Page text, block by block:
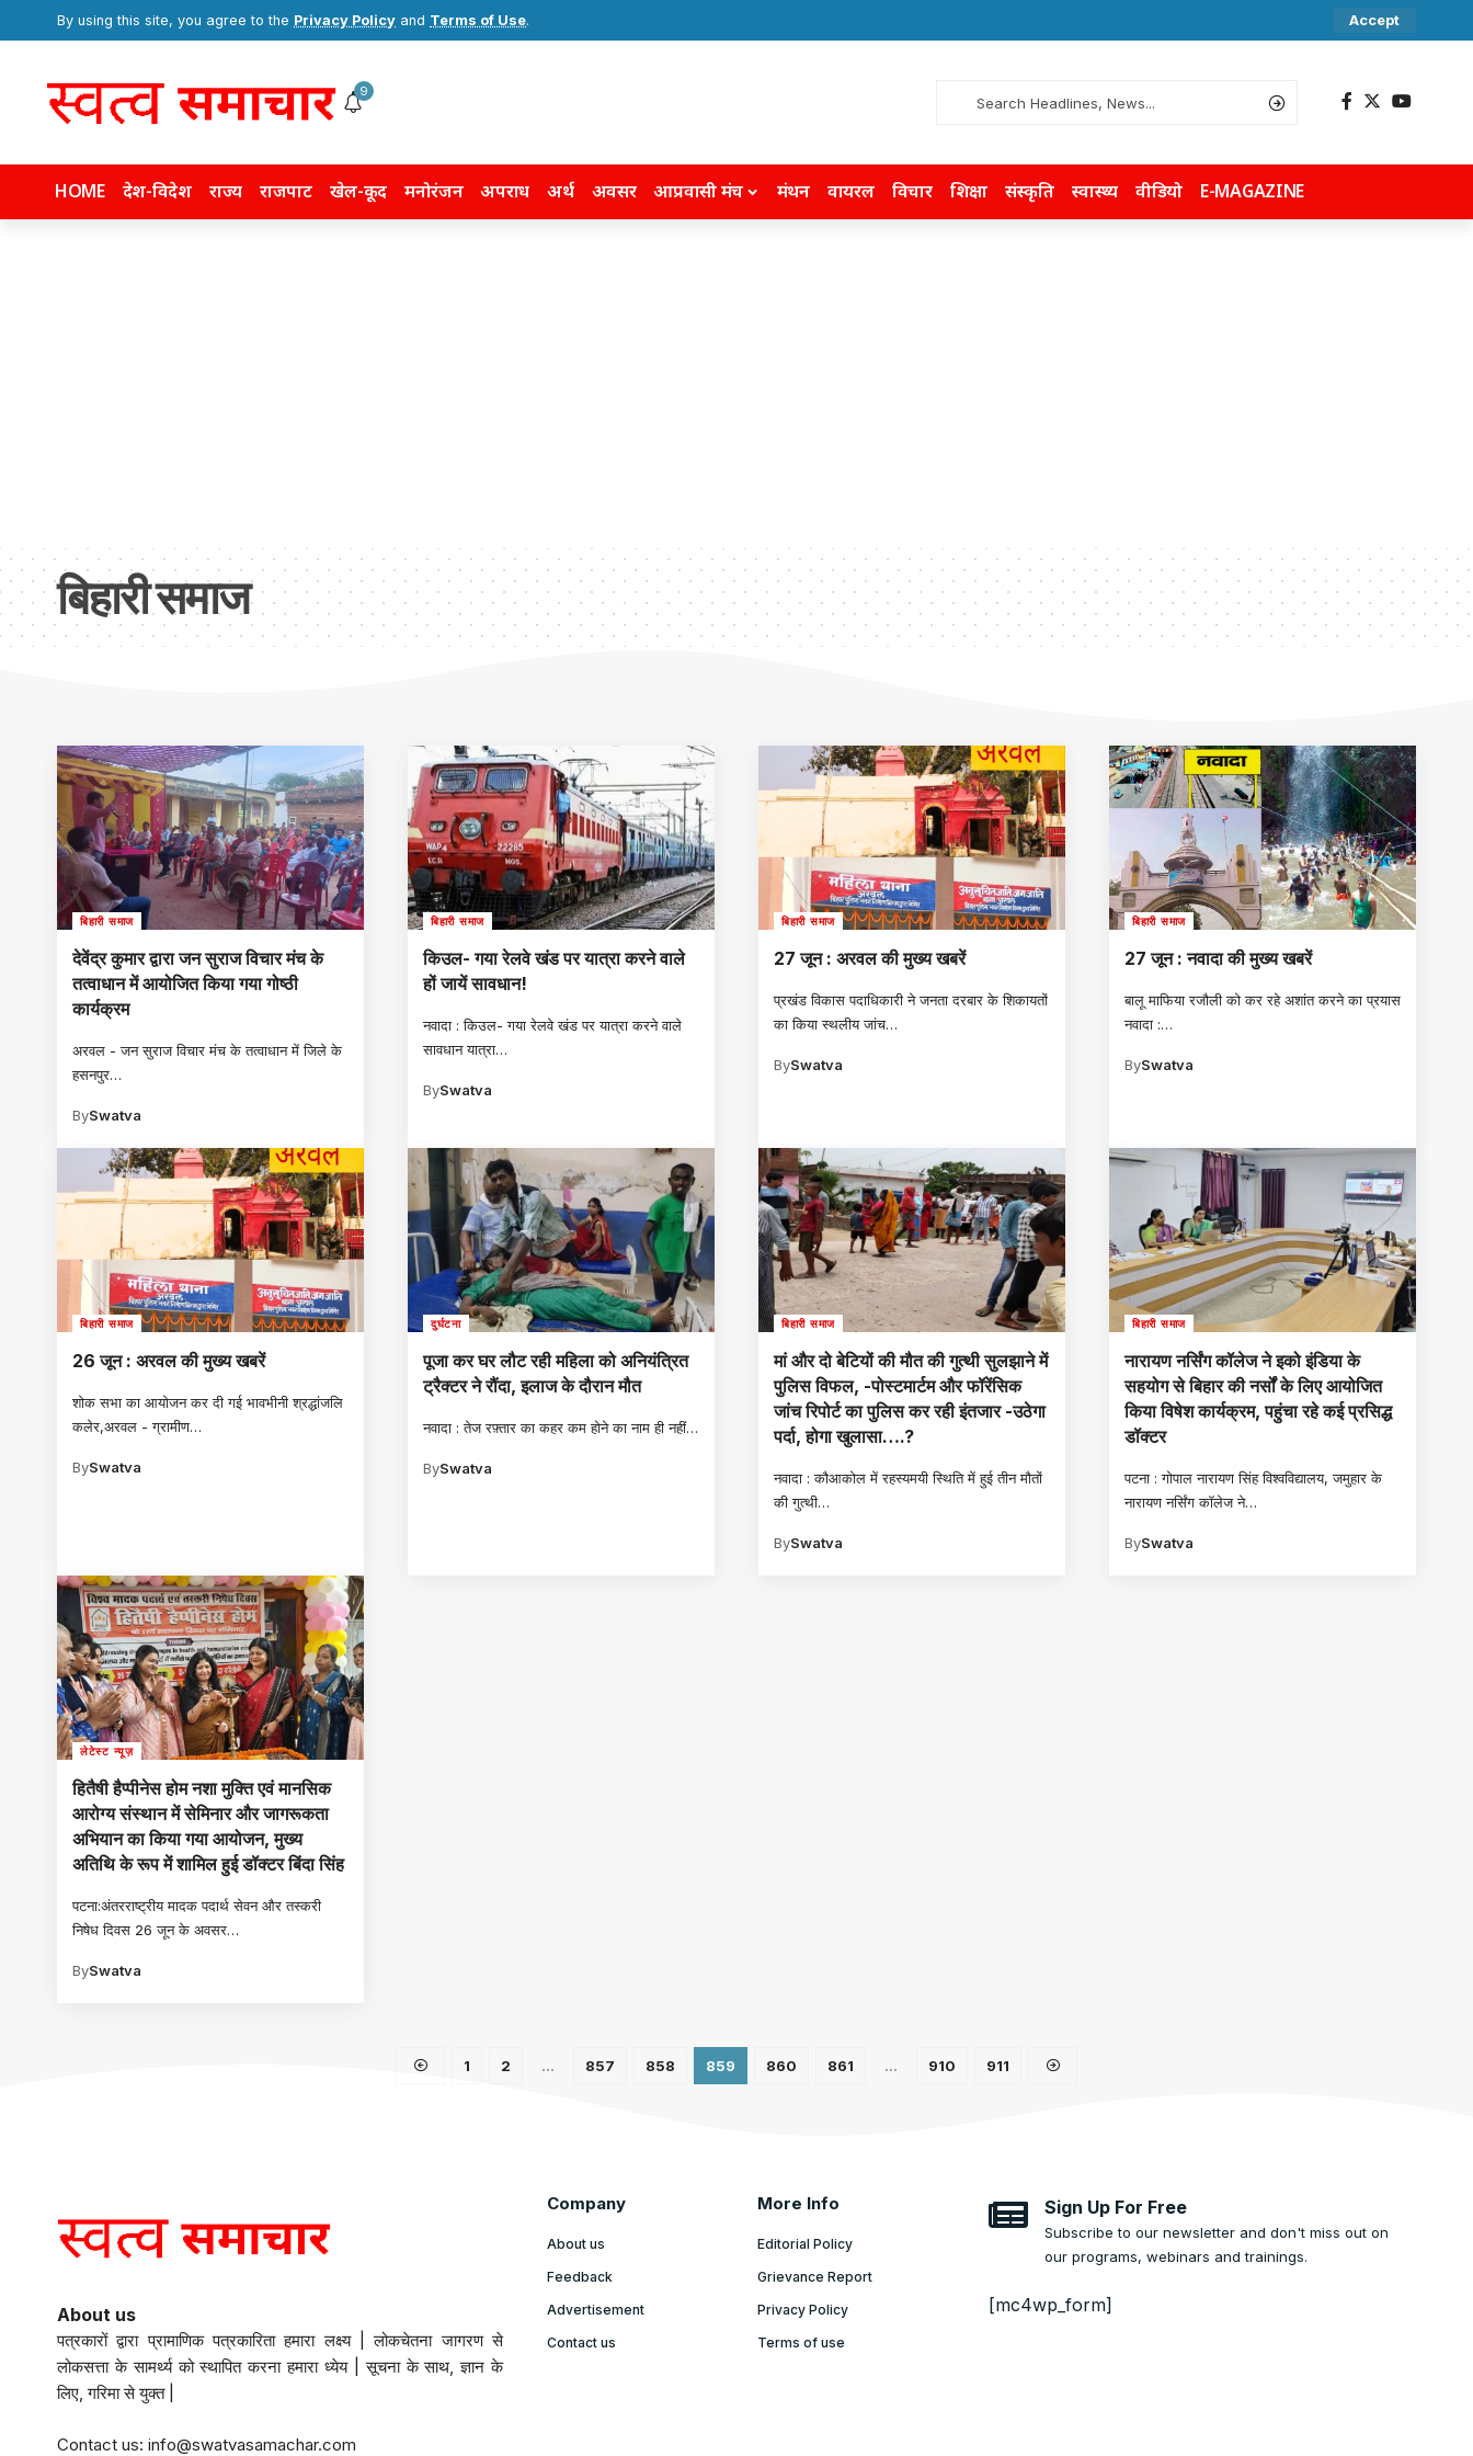
By using this site, you agree to the Privacy Policy and Terms of Use. Accept
9
HOME देश-विदेश राज्य राजपाट खेल-कूद मनोरंजन अपराध अर्थ अवसर आप्रवासी मंच मंथन वायरल विचार शिक्षा संस्कृति स्वास्थ्य वीडियो E-MAGAZINE
बिहारी समाज
बिहारी समाज
देवेंद्र कुमार द्वारा जन सुराज विचार मंच के
तत्वाधान में आयोजित किया गया गोष्ठी
कार्यक्रम
अरवल - जन सुराज विचार मंच के तत्वाधान में जिले के
हसनपुर…
BySwatva
बिहारी समाज
किउल- गया रेलवे खंड पर यात्रा करने वाले
हों जायें सावधान!
नवादा : किउल- गया रेलवे खंड पर यात्रा करने वाले
सावधान यात्रा…
BySwatva
बिहारी समाज
27 जून : अरवल की मुख्य खबरें
प्रखंड विकास पदाधिकारी ने जनता दरबार के शिकायतों
का किया स्थलीय जांच…
BySwatva
बिहारी समाज
27 जून : नवादा की मुख्य खबरें
बालू माफिया रजौली को कर रहे अशांत करने का प्रयास
नवादा :…
BySwatva
बिहारी समाज
26 जून : अरवल की मुख्य खबरें
शोक सभा का आयोजन कर दी गई भावभीनी श्रद्धांजलि
कलेर,अरवल - ग्रामीण…
BySwatva
दुर्घटना
पूजा कर घर लौट रही महिला को अनियंत्रित
ट्रैक्टर ने रौंदा, इलाज के दौरान मौत
नवादा : तेज रफ़्तार का कहर कम होने का नाम ही नहीं…
BySwatva
बिहारी समाज
मां और दो बेटियों की मौत की गुत्थी सुलझाने में
पुलिस विफल, -पोस्टमार्टम और फॉरेंसिक
जांच रिपोर्ट का पुलिस कर रही इंतजार -उठेगा
पर्दा, होगा खुलासा….?
नवादा : कौआकोल में रहस्यमयी स्थिति में हुई तीन मौतों
की गुत्थी…
BySwatva
बिहारी समाज
नारायण नर्सिंग कॉलेज ने इको इंडिया के
सहयोग से बिहार की नर्सों के लिए आयोजित
किया विषेश कार्यक्रम, पहुंचा रहे कई प्रसिद्ध
डॉक्टर
पटना : गोपाल नारायण सिंह विश्वविद्यालय, जमुहार के
नारायण नर्सिंग कॉलेज ने…
BySwatva
लेटेस्ट न्यूज़
हितैषी हैप्पीनेस होम नशा मुक्ति एवं मानसिक
आरोग्य संस्थान में सेमिनार और जागरूकता
अभियान का किया गया आयोजन, मुख्य
अतिथि के रूप में शामिल हुई डॉक्टर बिंदा सिंह
पटना:अंतरराष्ट्रीय मादक पदार्थ सेवन और तस्करी
निषेध दिवस 26 जून के अवसर…
BySwatva
1 2 … 857 858 859 860 861 … 910 911
About us
पत्रकारों द्वारा प्रामाणिक पत्रकारिता हमारा लक्ष्य | लोकचेतना जागरण से
लोकसत्ता के सामर्थ्य को स्थापित करना हमारा ध्येय | सूचना के साथ, ज्ञान के
लिए, गरिमा से युक्त |
Contact us: info@swatvasamachar.com
Company
About us
Feedback
Advertisement
Contact us
More Info
Editorial Policy
Grievance Report
Privacy Policy
Terms of use
Sign Up For Free
Subscribe to our newsletter and don't miss out on
our programs, webinars and trainings.
[mc4wp_form]